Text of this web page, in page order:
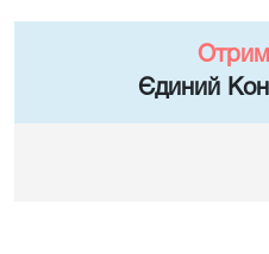
Єдиний